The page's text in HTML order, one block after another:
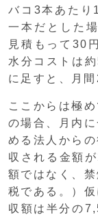
バコ3本あたり
一本だとした
見積もって30
水分コストは
に足すと、月
ここからは極
の場合、月内
める法人から
収される金額
額ではなく、
税である。）
収額は半分の